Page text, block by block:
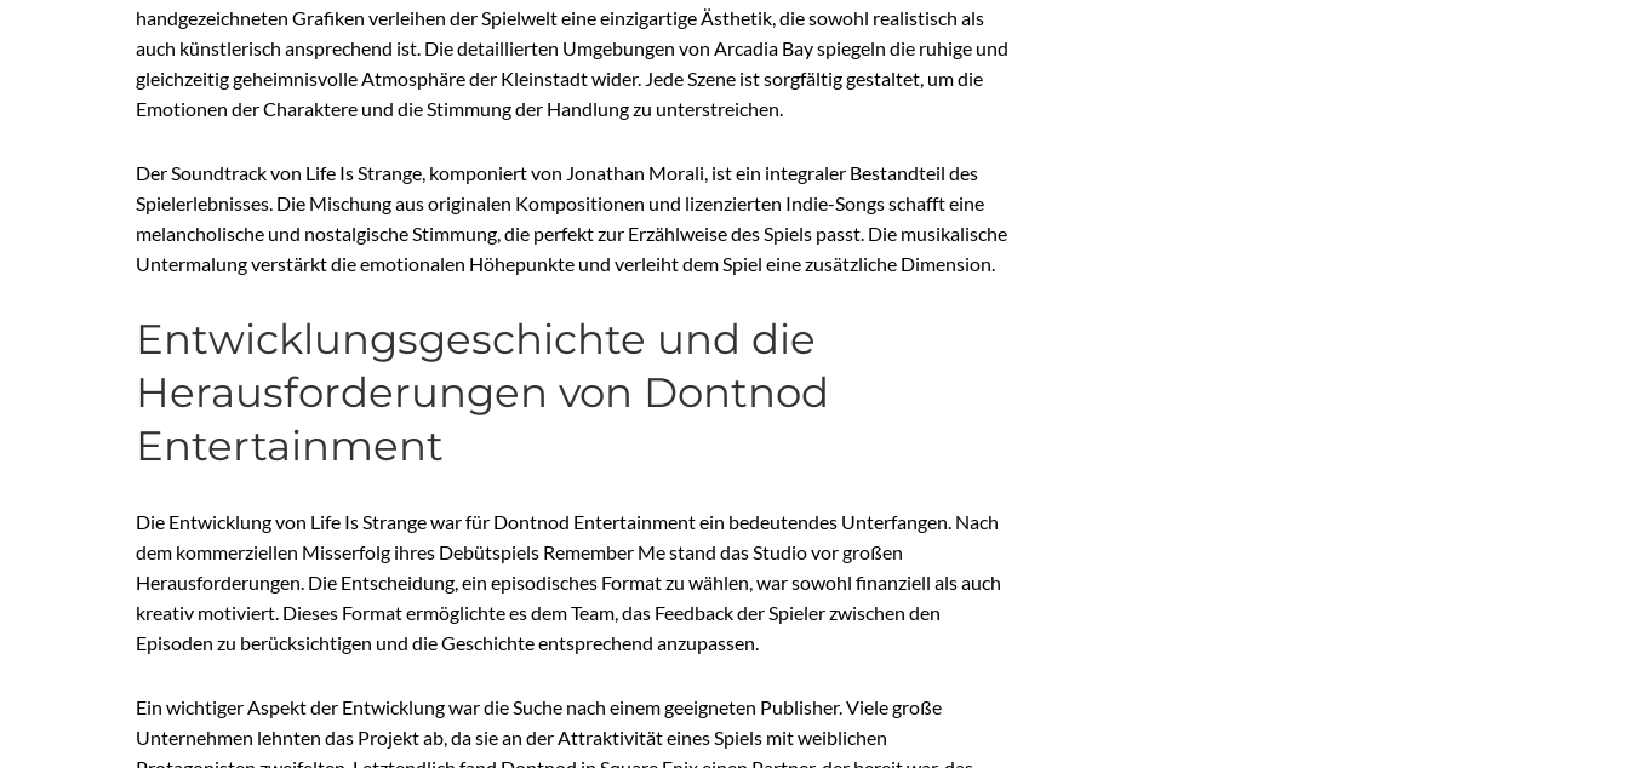
handgezeichneten Grafiken verleihen der Spielwelt eine einzigartige Ästhetik, die sowohl realistisch als
auch künstlerisch ansprechend ist. Die detaillierten Umgebungen von Arcadia Bay spiegeln die ruhige und
gleichzeitig geheimnisvolle Atmosphäre der Kleinstadt wider. Jede Szene ist sorgfältig gestaltet, um die
Emotionen der Charaktere und die Stimmung der Handlung zu unterstreichen.
Der Soundtrack von Life Is Strange, komponiert von Jonathan Morali, ist ein integraler Bestandteil des
Spielerlebnisses. Die Mischung aus originalen Kompositionen und lizenzierten Indie-Songs schafft eine
melancholische und nostalgische Stimmung, die perfekt zur Erzählweise des Spiels passt. Die musikalische
Untermalung verstärkt die emotionalen Höhepunkte und verleiht dem Spiel eine zusätzliche Dimension.
Entwicklungsgeschichte und die
Herausforderungen von Dontnod
Entertainment
Die Entwicklung von Life Is Strange war für Dontnod Entertainment ein bedeutendes Unterfangen. Nach
dem kommerziellen Misserfolg ihres Debütspiels Remember Me stand das Studio vor großen
Herausforderungen. Die Entscheidung, ein episodisches Format zu wählen, war sowohl finanziell als auch
kreativ motiviert. Dieses Format ermöglichte es dem Team, das Feedback der Spieler zwischen den
Episoden zu berücksichtigen und die Geschichte entsprechend anzupassen.
Ein wichtiger Aspekt der Entwicklung war die Suche nach einem geeigneten Publisher. Viele große
Unternehmen lehnten das Projekt ab, da sie an der Attraktivität eines Spiels mit weiblichen